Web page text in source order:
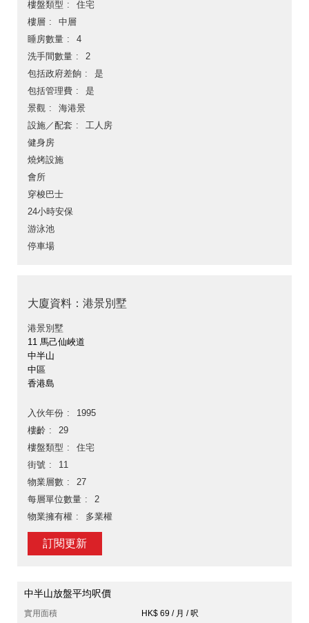
樓盤類型
住宅
樓層
中層
睡房數量
4
洗手間數量
2
包括政府差餉
是
包括管理費
是
景觀
海港景
設施／配套
工人房
健身房
燒烤設施
會所
穿梭巴士
24小時安保
游泳池
停車場
大廈資料：港景別墅
港景別墅
11 馬己仙峽道
中半山
中區
香港島
入伙年份
1995
樓齡
29
樓盤類型
住宅
街號
11
物業層數
27
每層單位數量
2
物業擁有權
多業權
訂閱更新
中半山放盤平均呎價
實用面積 HK$ 69 / 月 / 呎